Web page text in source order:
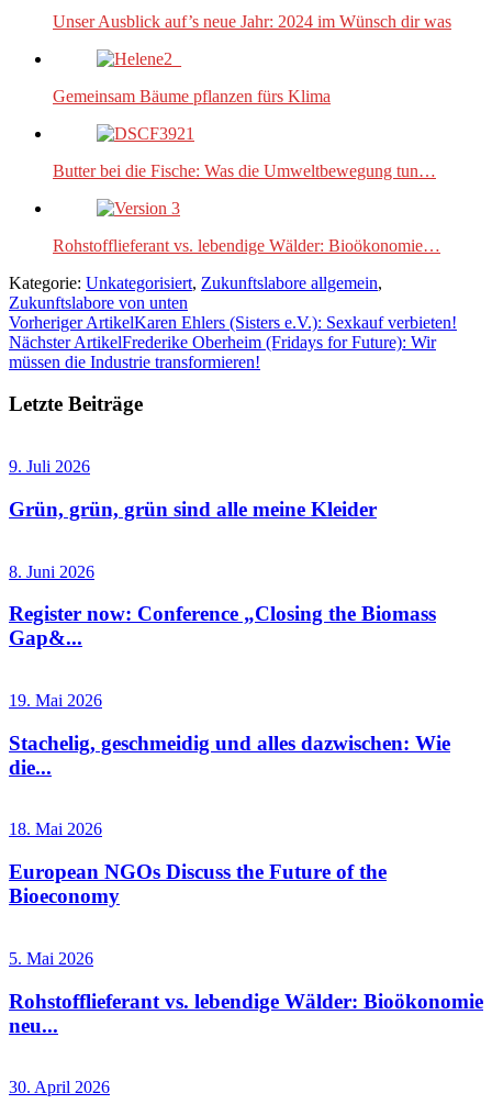
Unser Ausblick auf’s neue Jahr: 2024 im Wünsch dir was
Gemeinsam Bäume pflanzen fürs Klima
Butter bei die Fische: Was die Umweltbewegung tun…
Rohstofflieferant vs. lebendige Wälder: Bioökonomie…
Kategorie: Unkategorisiert, Zukunftslabore allgemein,
Zukunftslabore von unten
Vorheriger ArtikelKaren Ehlers (Sisters e.V.): Sexkauf verbieten!
Nächster ArtikelFrederike Oberheim (Fridays for Future): Wir
müssen die Industrie transformieren!
Letzte Beiträge
9. Juli 2026
Grün, grün, grün sind alle meine Kleider
8. Juni 2026
Register now: Conference „Closing the Biomass
Gap&...
19. Mai 2026
Stachelig, geschmeidig und alles dazwischen: Wie
die...
18. Mai 2026
European NGOs Discuss the Future of the
Bioeconomy
5. Mai 2026
Rohstofflieferant vs. lebendige Wälder: Bioökonomie
neu...
30. April 2026